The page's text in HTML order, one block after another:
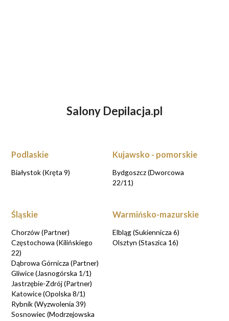
ZASTANAWIASZ SIĘ NAD ENDERMOLOGIĄ?
UMAWIAM KONSULTACJE
Salony Depilacja.pl
Podlaskie
Białystok (Kręta 9)
Kujawsko - pomorskie
Bydgoszcz (Dworcowa
22/11)
Śląskie
Chorzów (Partner)
Częstochowa (Kilińskiego
22)
Dąbrowa Górnicza (Partner)
Gliwice (Jasnogórska 1/1)
Jastrzębie-Zdrój (Partner)
Katowice (Opolska 8/1)
Rybnik (Wyzwolenia 39)
Sosnowiec (Modrzejowska
Warmińsko-mazurskie
Elbląg (Sukiennicza 6)
Olsztyn (Staszica 16)